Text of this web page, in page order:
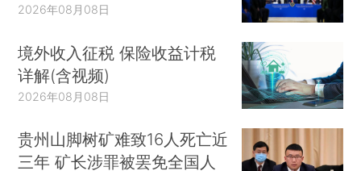
2026年08月08日
境外收入征税 保险收益计税
详解(含视频)
2026年08月08日
贵州山脚树矿难致16人死亡近
三年 矿长涉罪被罢免全国人